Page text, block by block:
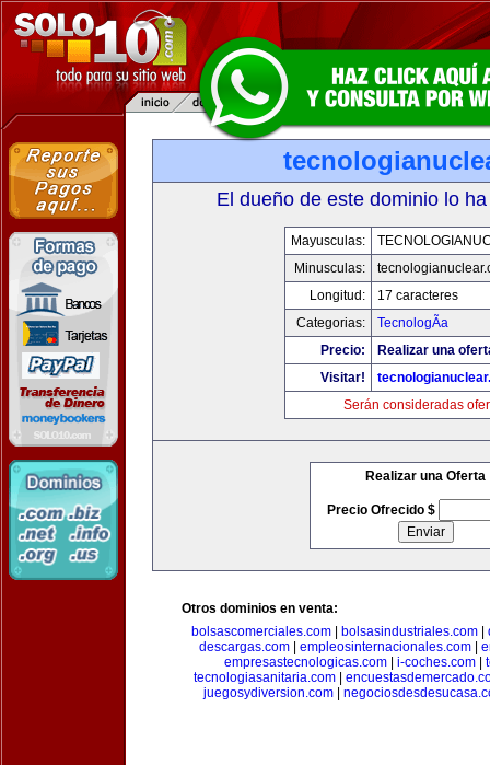
El dueño de este dominio lo
Mayusculas:
Minusculas:
Longitud:
17 caracteres
Categorias:
TecnologÃ­a
Precio:
Realizar una
Visitar!
Serán consideradas
Realizar una Oferta
Precio Ofrecido $
Otros dominios en venta:
bolsascomerciales.com
bolsasindustriales.com
descargas.com
empleosinternacionales.com
empresastecnologicas.com
i-coches.com
tecnologiasanitaria.com|
juegosydiversion.com